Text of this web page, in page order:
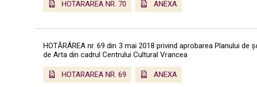
HOTARAREA NR. 70 ANEXA
HOTĂRÂREA nr. 69 din 3 mai 2018 privind aprobarea Planului
de Arta din cadrul Centrului Cultural Vrancea
HOTARAREA NR. 69 ANEXA